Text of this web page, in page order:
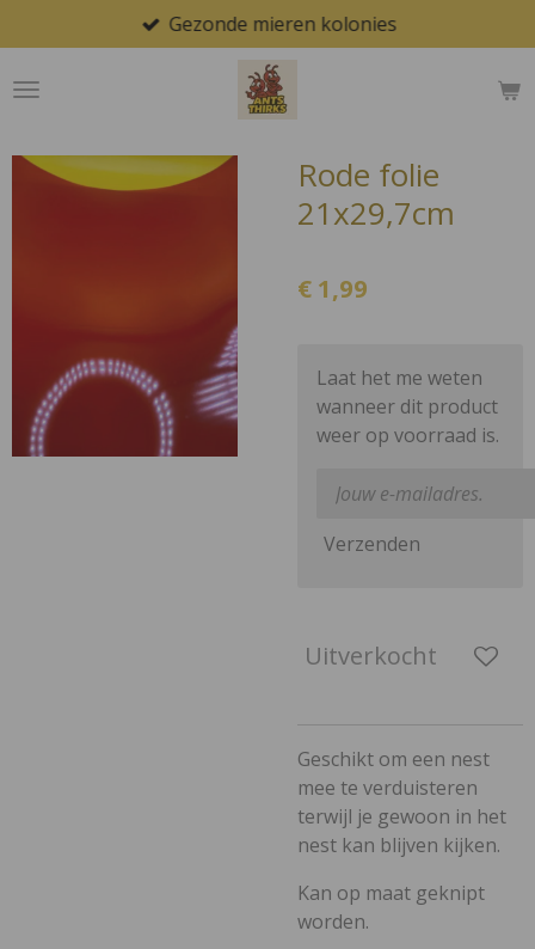
direct
naar
Gezonde mieren kolonies
Rode folie
21x29,7cm
€ 1,99
Laat het me weten
wanneer dit product
weer op voorraad is.
Verzenden
Uitverkocht
Geschikt om een nest
mee te verduisteren
terwijl je gewoon in het
nest kan blijven kijken.
Kan op maat geknipt
worden.